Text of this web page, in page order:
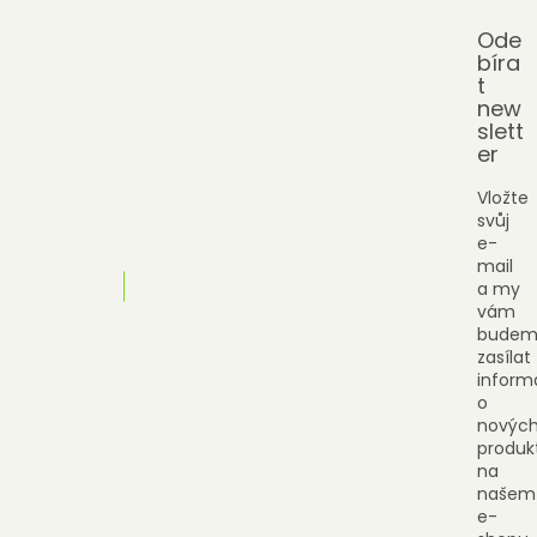
Ode
bíra
t
new
slett
er
Vložte
svůj
e-
mail
a my
vám
zasílat
o
nových
na
našem
e-